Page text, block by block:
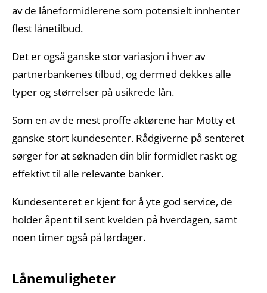
av de låneformidlerene som potensielt innhenter
flest lånetilbud.
Det er også ganske stor variasjon i hver av
partnerbankenes tilbud, og dermed dekkes alle
typer og størrelser på usikrede lån.
Som en av de mest proffe aktørene har Motty et
ganske stort kundesenter. Rådgiverne på senteret
sørger for at søknaden din blir formidlet raskt og
effektivt til alle relevante banker.
Kundesenteret er kjent for å yte god service, de
holder åpent til sent kvelden på hverdagen, samt
noen timer også på lørdager.
Lånemuligheter